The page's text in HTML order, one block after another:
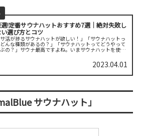
!定番サウナハットおすすめ7選｜絶対失敗し
い選び方とコツ
サ活が捗るサウナハットが欲しい！」「サウナハットっ
んな種類があるの？」「サウナハットってどうやって
の？」サウナ最高ですよね。いまサウナハットを使っ
2023.04.01
サウナハット」